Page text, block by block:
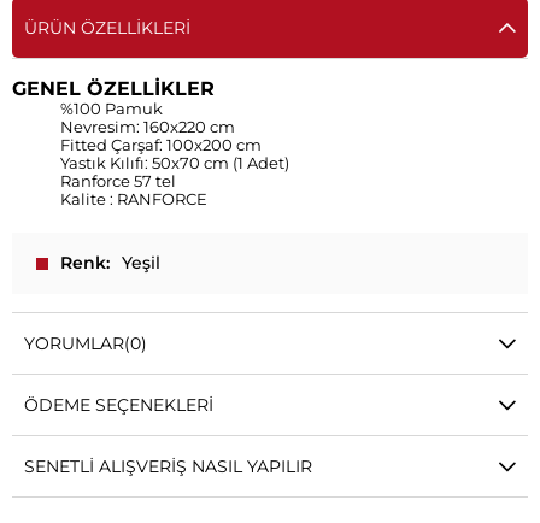
ÜRÜN ÖZELLIKLERI
GENEL ÖZELLİKLER
%100 Pamuk
Nevresim: 160x220 cm
Fitted Çarşaf: 100x200 cm
Yastık Kılıfı: 50x70 cm (1 Adet)
Ranforce 57 tel
Kalite : RANFORCE
Renk Yeşil
YORUMLAR(0)
ÖDEME SEÇENEKLERI
SENETLI ALIŞVERIŞ NASIL YAPILIR